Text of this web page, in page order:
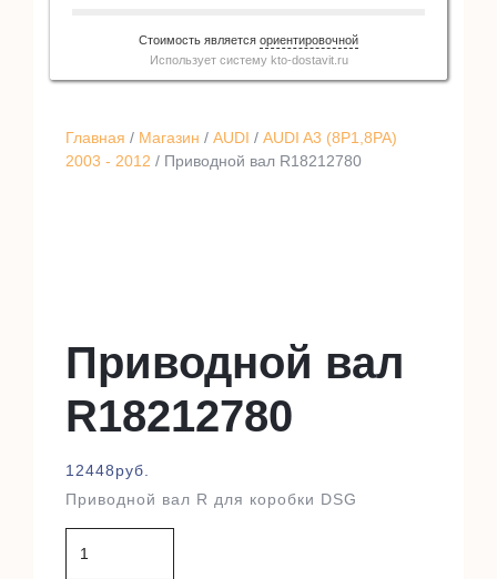
Главная / Магазин / AUDI / AUDI A3 (8P1,8PA)
2003 - 2012 / Приводной вал R18212780
Приводной вал
R18212780
12448руб.
Приводной вал R для коробки DSG
товара
Стоимость является ориентировочной
Использует систему kto-dostavit.ru